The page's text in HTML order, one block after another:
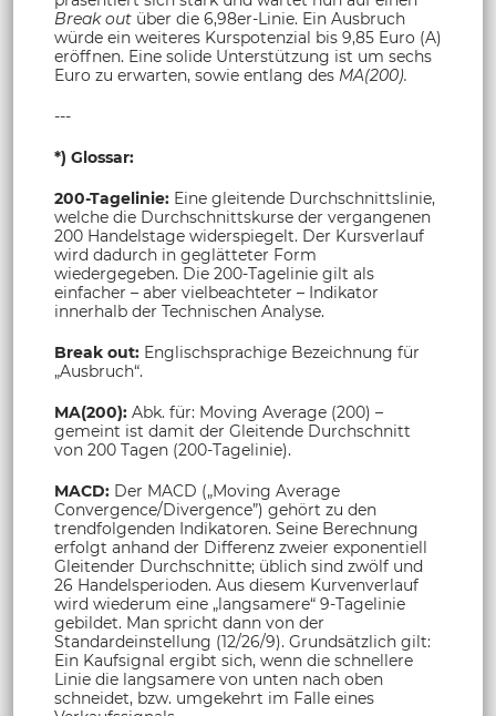
Break out über die 6,98er-Linie. Ein Ausbruch
würde ein weiteres Kurspotenzial bis 9,85 Euro (A)
eröffnen. Eine solide Unterstützung ist um sechs
Euro zu erwarten, sowie entlang des MA(200).
---
*) Glossar:
200-Tagelinie: Eine gleitende Durchschnittslinie,
welche die Durchschnittskurse der vergangenen
200 Handelstage widerspiegelt. Der Kursverlauf
wird dadurch in geglätteter Form
wiedergegeben. Die 200-Tagelinie gilt als
einfacher – aber vielbeachteter – Indikator
innerhalb der Technischen Analyse.
Break out: Englischsprachige Bezeichnung für
„Ausbruch“.
MA(200): Abk. für: Moving Average (200) –
gemeint ist damit der Gleitende Durchschnitt
von 200 Tagen (200-Tagelinie).
MACD: Der MACD („Moving Average
Convergence/Divergence”) gehört zu den
trendfolgenden Indikatoren. Seine Berechnung
erfolgt anhand der Differenz zweier exponentiell
Gleitender Durchschnitte; üblich sind zwölf und
26 Handelsperioden. Aus diesem Kurvenverlauf
wird wiederum eine „langsamere“ 9-Tagelinie
gebildet. Man spricht dann von der
Standardeinstellung (12/26/9). Grundsätzlich gilt:
Ein Kaufsignal ergibt sich, wenn die schnellere
Linie die langsamere von unten nach oben
schneidet, bzw. umgekehrt im Falle eines